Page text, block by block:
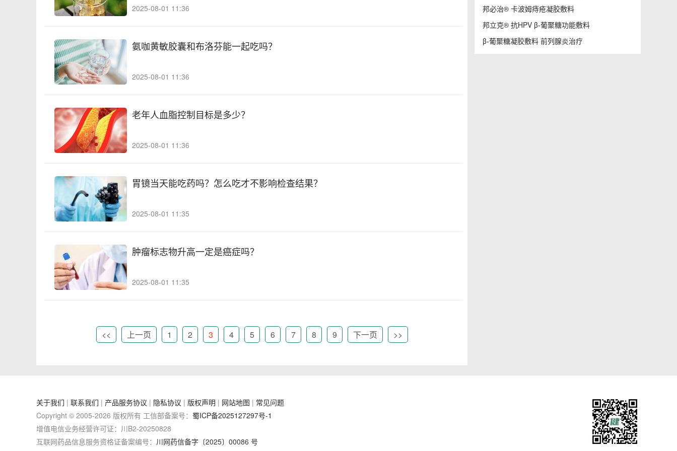
2025-08-01 11:36
氨咖黄敏胶囊和布洛芬能一起吃吗？
2025-08-01 11:36
老年人血脂控制目标是多少？
2025-08-01 11:36
胃镜当天能吃药吗？怎么吃才不影响检查结果？
2025-08-01 11:35
肿瘤标志物升高一定是癌症吗？
2025-08-01 11:35
<< 上一页 1 2 3 4 5 6 7 8 9 下一页 >>
邦必治® 卡波姆痔疮凝胶敷料
邦立克® 抗HPV β-葡聚糖功能敷料
β-葡聚糖凝胶敷料 前列腺炎治疗
关于我们 | 联系我们 | 产品服务协议 | 隐私协议 | 版权声明 | 网站地图 | 常见问题
Copyright © 2005-2026 版权所有 工信部备案号： 蜀ICP备2025127297号-1
增值电信业务经营许可证：川B2-20250828
互联网药品信息服务资格证备案编号： 川网药信备字〔2025〕00086 号